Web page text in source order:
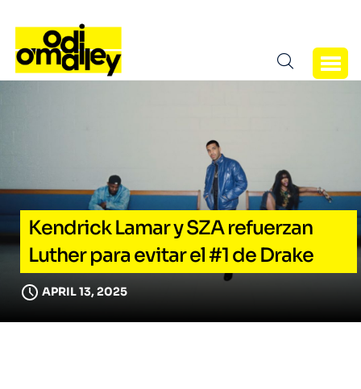
Kendrick Lamar y SZA refuerzan
Luther para evitar el #1 de Drake
APRIL 13, 2025